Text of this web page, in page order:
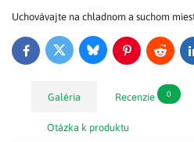
Uchovávajte na chladnom a suchom
FacebookTwitter BlueskyPinterestReddit
Galéria Recenzie 0
Otázka k produktu